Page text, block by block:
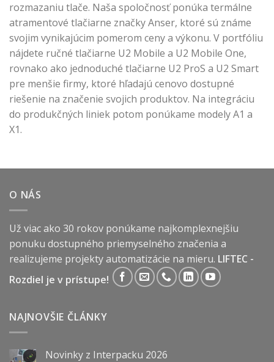
rozmazaniu tlače. Naša spoločnosť ponúka termálne
atramentové tlačiarne značky Anser, ktoré sú známe
svojim vynikajúcim pomerom ceny a výkonu. V portfóliu
nájdete ručné tlačiarne U2 Mobile a U2 Mobile One,
rovnako ako jednoduché tlačiarne U2 ProS a U2 Smart
pre menšie firmy, ktoré hľadajú cenovo dostupné
riešenie na značenie svojich produktov. Na integráciu
do produkčných liniek potom ponúkame modely A1 a
X1.
O NÁS
Už viac ako 30 rokov ponúkame najkomplexnejšiu
ponuku dostupného priemyselného značenia a
realizujeme projekty automatizácie na mieru. LIFTEC -
Rozdiel je v prístupe!
NAJNOVŠIE ČLÁNKY
Novinky z Interpacku 2026